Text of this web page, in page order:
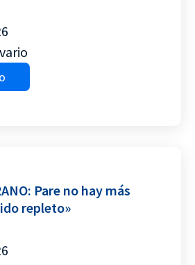
Pare no hay más
repleto»